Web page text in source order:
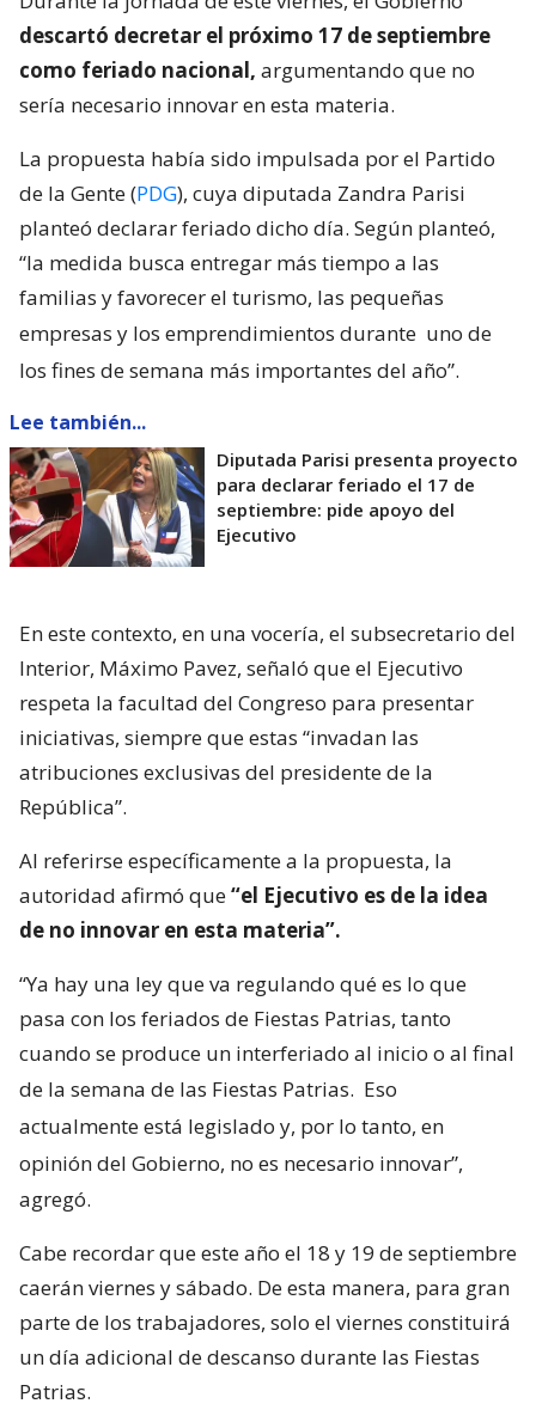
descartó decretar el próximo 17 de septiembre
como feriado nacional, argumentando que no
sería necesario innovar en esta materia.
La propuesta había sido impulsada por el Partido
de la Gente (PDG), cuya diputada Zandra Parisi
planteó declarar feriado dicho día. Según planteó,
“la medida busca entregar más tiempo a las
familias y favorecer el turismo, las pequeñas
empresas y los emprendimientos durante uno de
los fines de semana más importantes del año”.
Lee también...
Diputada Parisi presenta proyecto
para declarar feriado el 17 de
septiembre: pide apoyo del
Ejecutivo
En este contexto, en una vocería, el subsecretario del
Interior, Máximo Pavez, señaló que el Ejecutivo
respeta la facultad del Congreso para presentar
iniciativas, siempre que estas “invadan las
atribuciones exclusivas del presidente de la
República”.
Al referirse específicamente a la propuesta, la
autoridad afirmó que“el Ejecutivo es de la idea
de no innovar en esta materia”.
“Ya hay una ley que va regulando qué es lo que
pasa con los feriados de Fiestas Patrias, tanto
cuando se produce un interferiado al inicio o al final
de la semana de las Fiestas Patrias. Eso
actualmente está legislado y, por lo tanto, en
opinión del Gobierno, no es necesario innovar”,
agregó.
Cabe recordar que este año el 18 y 19 de septiembre
caerán viernes y sábado. De esta manera, para gran
parte de los trabajadores, solo el viernes constituirá
un día adicional de descanso durante las Fiestas
Patrias.